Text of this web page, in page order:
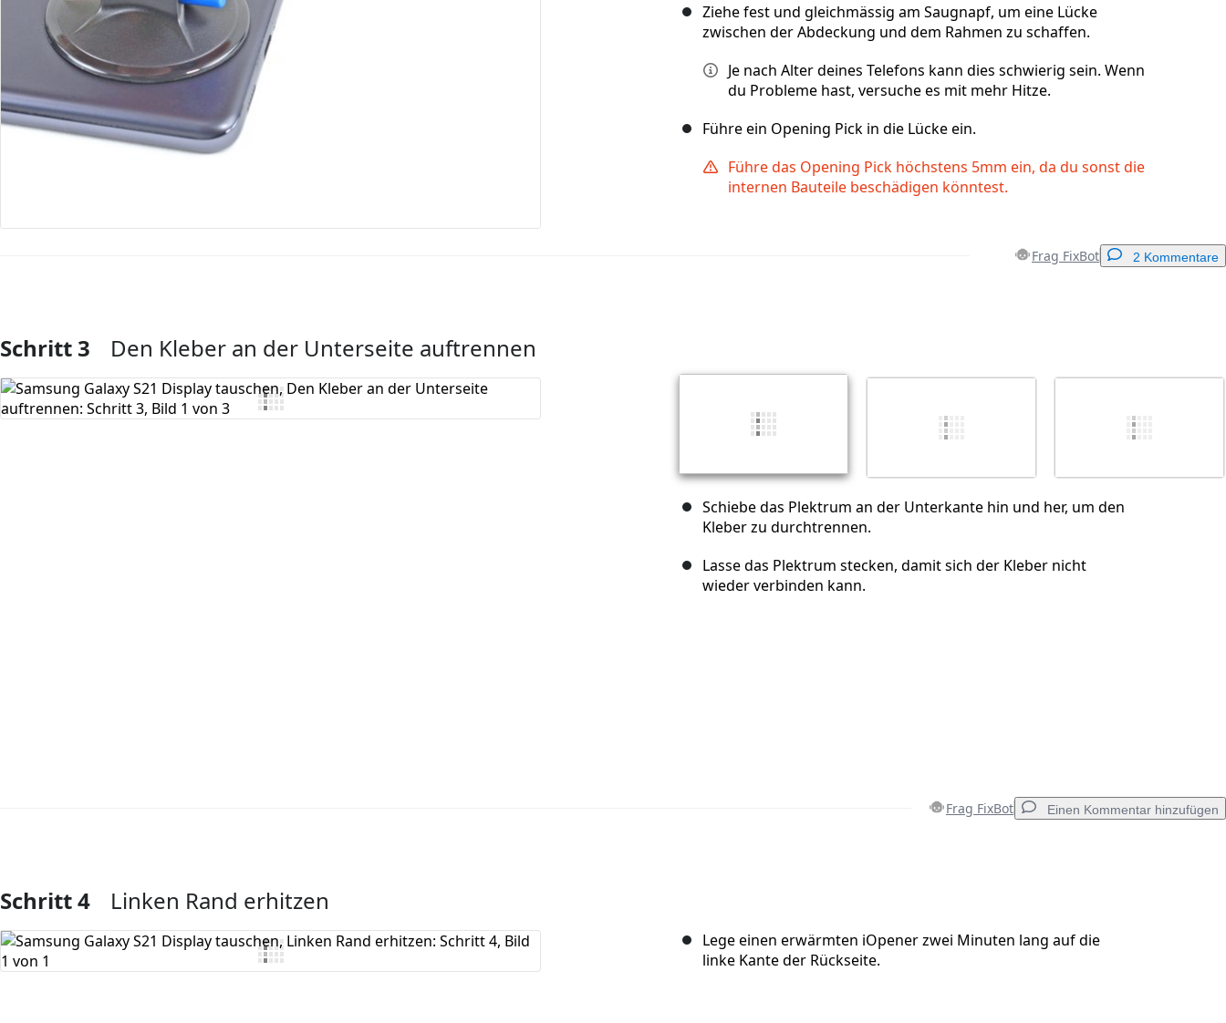
Ziehe fest und gleichmässig am Saugnapf, um eine Lücke
zwischen der Abdeckung und dem Rahmen zu schaffen.
Je nach Alter deines Telefons kann dies schwierig sein. Wenn
du Probleme hast, versuche es mit mehr Hitze.
Führe ein Opening Pick in die Lücke ein.
Führe das Opening Pick höchstens 5mm ein, da du sonst die
internen Bauteile beschädigen könntest.
Frag FixBot 2 Kommentare
Kommentar hinzufügen
Kommentieren
Schritt 3 Den Kleber an der Unterseite auftrennen
Schiebe das Plektrum an der Unterkante hin und her, um den
Kleber zu durchtrennen.
Lasse das Plektrum stecken, damit sich der Kleber nicht
wieder verbinden kann.
Frag FixBot Einen Kommentar hinzufügen
Kommentar hinzufügen
Schritt 4 Linken Rand erhitzen
Lege einen erwärmten iOpener zwei Minuten lang auf die
linke Kante der Rückseite.